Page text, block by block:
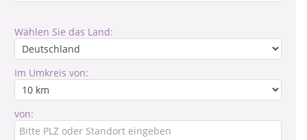
Wählen Sie das Land:
Im Umkreis von:
von: